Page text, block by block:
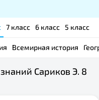
7 класс 6 класс 5 класс
Всемирная история
Сариков Э. 8